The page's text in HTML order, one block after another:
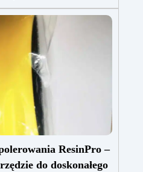
czemu nie pęka ani
zaawansowana formuła
wosków Osmo została
w Niemczech, aby
wosków Osmo był
na rynku europejskim,
pędzlem lub
polerowania! Może być
punktowych i / lub
bez konieczności
żywica lub drewno nie
szlifowania i
wykończenia.
ResinPro –
do doskonałego